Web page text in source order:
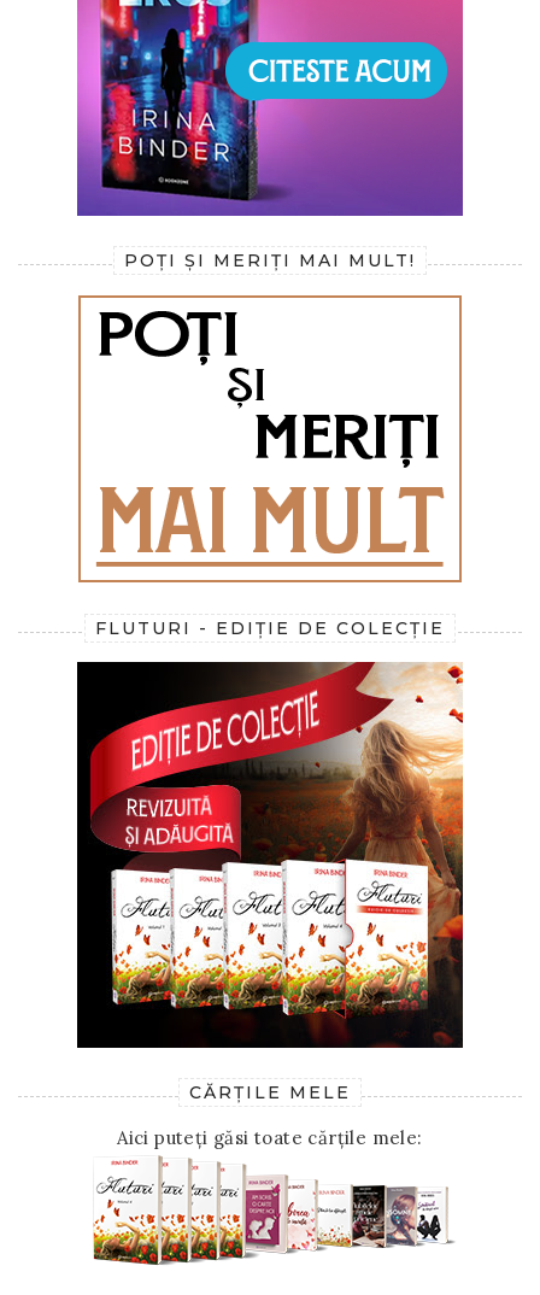
POȚI ȘI MERIȚI MAI MULT!
FLUTURI - EDIȚIE DE COLECȚIE
CĂRȚILE MELE
Aici puteți găsi toate cărțile mele: